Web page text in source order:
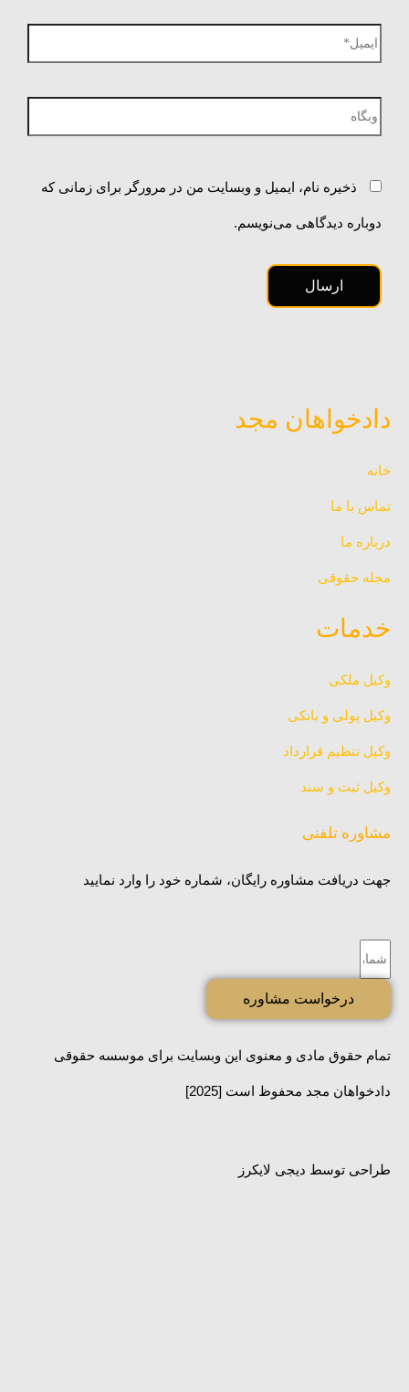
ذخیره نام، ایمیل و وبسایت من در مرورگر برای زمانی که
دوباره دیدگاهی می‌نویسم.
دادخواهان مجد
خانه
تماس با ما
درباره ما
مجله حقوقی
خدمات
وکیل ملکی
وکیل پولی و بانکی
وکیل تنظیم قرارداد
وکیل ثبت و سند
مشاوره تلفنی
جهت دریافت مشاوره رایگان، شماره خود را وارد نمایید
شماره
تماس درخواست مشاوره
تمام حقوق مادی و معنوی این وبسایت برای موسسه حقوقی
دادخواهان مجد محفوظ است [2025]
طراحی توسط دیجی لایکرز